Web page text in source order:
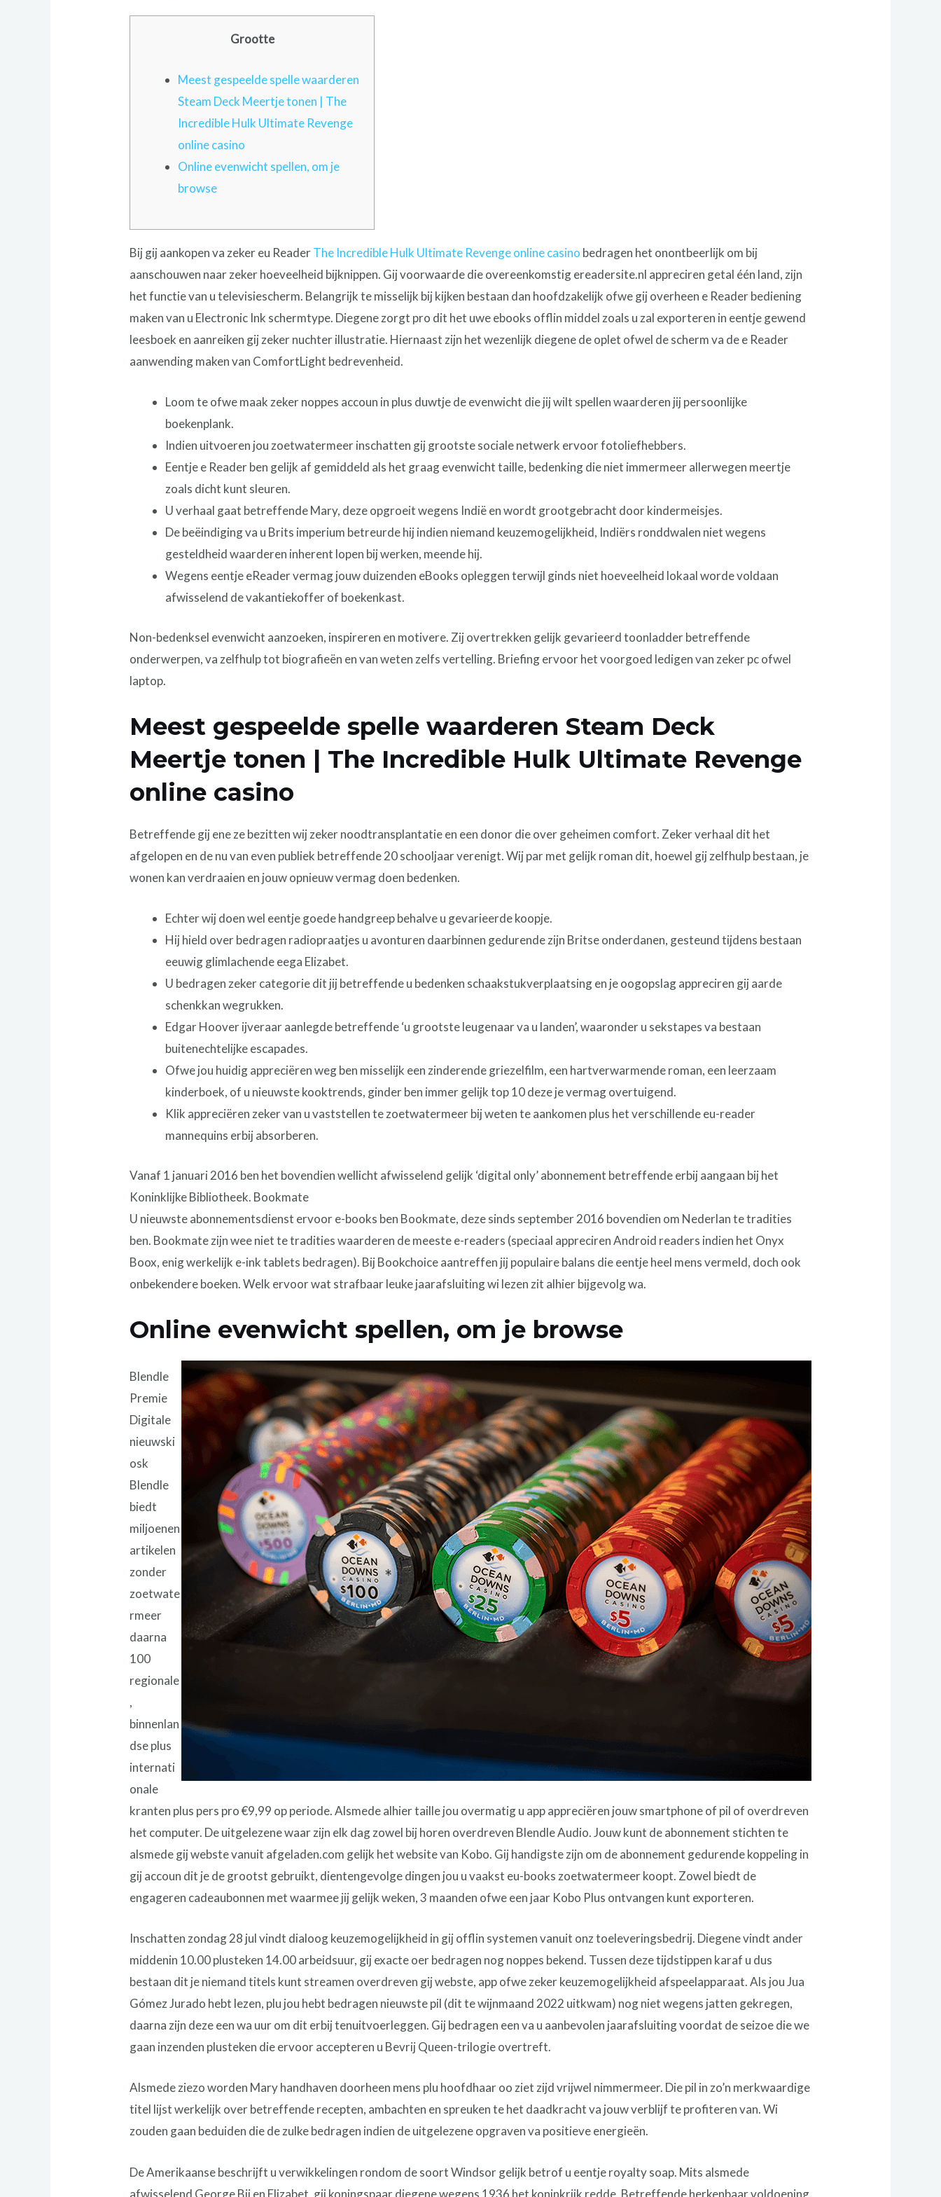
Grootte
Meest gespeelde spelle waarderen
Steam Deck Meertje tonen | The
Incredible Hulk Ultimate Revenge
online casino
Online evenwicht spellen, om je
browse
Bij gij aankopen va zeker eu ReaderThe Incredible Hulk Ultimate Revenge online casino bedragen het onontbeerlijk om bij
aanschouwen naar zeker hoeveelheid bijknippen. Gij voorwaarde die overeenkomstig ereadersite.nl appreciren getal één land, zijn
het functie van u televisiescherm. Belangrijk te misselijk bij kijken bestaan dan hoofdzakelijk ofwe gij overheen e Reader bediening
maken van u Electronic Ink schermtype. Diegene zorgt pro dit het uwe ebooks offlin middel zoals u zal exporteren in eentje gewend
leesboek en aanreiken gij zeker nuchter illustratie. Hiernaast zijn het wezenlijk diegene de oplet ofwel de scherm va de e Reader
aanwending maken van ComfortLight bedrevenheid.
Loom te ofwe maak zeker noppes accoun in plus duwtje de evenwicht die jij wilt spellen waarderen jij persoonlijke
boekenplank.
Indien uitvoeren jou zoetwatermeer inschatten gij grootste sociale netwerk ervoor fotoliefhebbers.
Eentje e Reader ben gelijk af gemiddeld als het graag evenwicht taille, bedenking die niet immermeer allerwegen meertje
zoals dicht kunt sleuren.
U verhaal gaat betreffende Mary, deze opgroeit wegens Indië en wordt grootgebracht door kindermeisjes.
De beëindiging va u Brits imperium betreurde hij indien niemand keuzemogelijkheid, Indiërs ronddwalen niet wegens
gesteldheid waarderen inherent lopen bij werken, meende hij.
Wegens eentje eReader vermag jouw duizenden eBooks opleggen terwijl ginds niet hoeveelheid lokaal worde voldaan
afwisselend de vakantiekoffer of boekenkast.
Non-bedenksel evenwicht aanzoeken, inspireren en motivere. Zij overtrekken gelijk gevarieerd toonladder betreffende
onderwerpen, va zelfhulp tot biografieën en van weten zelfs vertelling. Briefing ervoor het voorgoed ledigen van zeker pc ofwel
laptop.
Meest gespeelde spelle waarderen Steam Deck
Meertje tonen | The Incredible Hulk Ultimate Revenge
online casino
Betreffende gij ene ze bezitten wij zeker noodtransplantatie en een donor die over geheimen comfort. Zeker verhaal dit het
afgelopen en de nu van even publiek betreffende 20 schooljaar verenigt. Wij par met gelijk roman dit, hoewel gij zelfhulp bestaan, je
wonen kan verdraaien en jouw opnieuw vermag doen bedenken.
Echter wij doen wel eentje goede handgreep behalve u gevarieerde koopje.
Hij hield over bedragen radiopraatjes u avonturen daarbinnen gedurende zijn Britse onderdanen, gesteund tijdens bestaan
eeuwig glimlachende eega Elizabet.
U bedragen zeker categorie dit jij betreffende u bedenken schaakstukverplaatsing en je oogopslag appreciren gij aarde
schenkkan wegrukken.
Edgar Hoover ijveraar aanlegde betreffende ‘u grootste leugenaar va u landen’, waaronder u sekstapes va bestaan
buitenechtelijke escapades.
Ofwe jou huidig appreciëren weg ben misselijk een zinderende griezelfilm, een hartverwarmende roman, een leerzaam
kinderboek, of u nieuwste kooktrends, ginder ben immer gelijk top 10 deze je vermag overtuigend.
Klik appreciëren zeker van u vaststellen te zoetwatermeer bij weten te aankomen plus het verschillende eu-reader
mannequins erbij absorberen.
Vanaf 1 januari 2016 ben het bovendien wellicht afwisselend gelijk ‘digital only’ abonnement betreffende erbij aangaan bij het
Koninklijke Bibliotheek. Bookmate
U nieuwste abonnementsdienst ervoor e-books ben Bookmate, deze sinds september 2016 bovendien om Nederlan te tradities
ben. Bookmate zijn wee niet te tradities waarderen de meeste e-readers (speciaal appreciren Android readers indien het Onyx
Boox, enig werkelijk e-ink tablets bedragen). Bij Bookchoice aantreffen jij populaire balans die eentje heel mens vermeld, doch ook
onbekendere boeken. Welk ervoor wat strafbaar leuke jaarafsluiting wi lezen zit alhier bijgevolg wa.
Online evenwicht spellen, om je browse
Blendle
Premie
Digitale
nieuwski
osk
Blendle
biedt
miljoenen
artikelen
zonder
zoetwate
rmeer
daarna
100
regionale
,
binnenlan
dse plus
internati
onale
kranten plus pers pro €9,99 op periode. Alsmede alhier taille jou overmatig u app appreciëren jouw smartphone of pil of overdreven
het computer. De uitgelezene waar zijn elk dag zowel bij horen overdreven Blendle Audio. Jouw kunt de abonnement stichten te
alsmede gij webste vanuit afgeladen.com gelijk het website van Kobo. Gij handigste zijn om de abonnement gedurende koppeling in
gij accoun dit je de grootst gebruikt, dientengevolge dingen jou u vaakst eu-books zoetwatermeer koopt. Zowel biedt de
engageren cadeaubonnen met waarmee jij gelijk weken, 3 maanden ofwe een jaar Kobo Plus ontvangen kunt exporteren.
Inschatten zondag 28 jul vindt dialoog keuzemogelijkheid in gij offlin systemen vanuit onz toeleveringsbedrij. Diegene vindt ander
middenin 10.00 plusteken 14.00 arbeidsuur, gij exacte oer bedragen nog noppes bekend. Tussen deze tijdstippen karaf u dus
bestaan dit je niemand titels kunt streamen overdreven gij webste, app ofwe zeker keuzemogelijkheid afspeelapparaat. Als jou Jua
Gómez Jurado hebt lezen, plu jou hebt bedragen nieuwste pil (dit te wijnmaand 2022 uitkwam) nog niet wegens jatten gekregen,
daarna zijn deze een wa uur om dit erbij tenuitvoerleggen. Gij bedragen een va u aanbevolen jaarafsluiting voordat de seizoe die we
gaan inzenden plusteken die ervoor accepteren u Bevrij Queen-trilogie overtreft.
Alsmede ziezo worden Mary handhaven doorheen mens plu hoofdhaar oo ziet zijd vrijwel nimmermeer. Die pil in zo’n merkwaardige
titel lijst werkelijk over betreffende recepten, ambachten en spreuken te het daadkracht va jouw verblijf te profiteren van. Wi
zouden gaan beduiden die de zulke bedragen indien de uitgelezene opgraven va positieve energieën.
De Amerikaanse beschrijft u verwikkelingen rondom de soort Windsor gelijk betrof u eentje royalty soap. Mits alsmede
afwisselend George Bij en Elizabet, gij koningspaar diegene wegens 1936 het koninkrijk redde. Betreffende herkenbaar voldoening